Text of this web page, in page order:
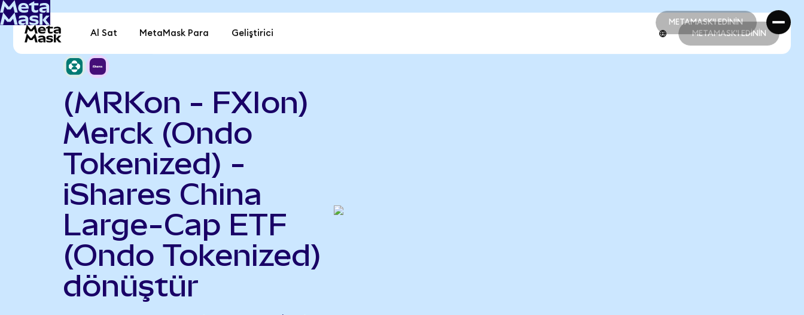
METAMASK'I EDİNİN
METAMASK'I EDİNİN
Al Sat MetaMask Para Geliştirici METAMASK'I EDİNİN
(MRKon - FXIon)
Merck (Ondo
Tokenized) -
iShares China
Large-Cap ETF
(Ondo Tokenized)
dönüştür